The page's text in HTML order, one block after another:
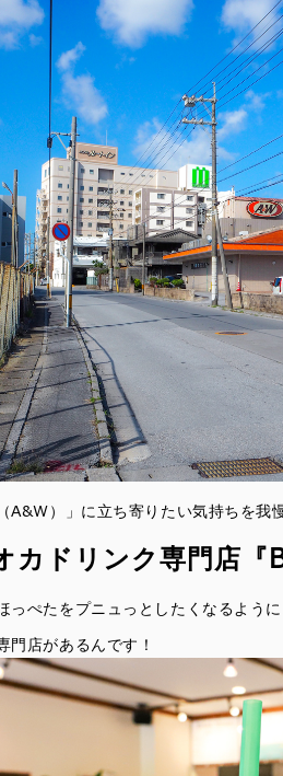
A&W）」に立ち寄りたい気持ちを我
カドリンク専門店『
っぺたをプニュっとしたくなるよう
門店があるんです！